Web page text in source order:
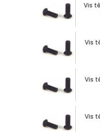
Vis
Vis
Vis
Vis